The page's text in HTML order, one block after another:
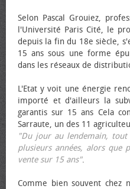
Selon Pascal Grouiez,
l'Université Paris Cité, le
depuis la fin du 18e siècle,
15 ans sous une forme
dans les réseaux de
L'Etat y voit une énergie
importé et d'ailleurs la
garantis sur 15 ans Cela
Sarraute, un des 11
"Du jour au lendemain,
plusieurs années, alors
vente sur 15 ans".
Comme bien souvent chez